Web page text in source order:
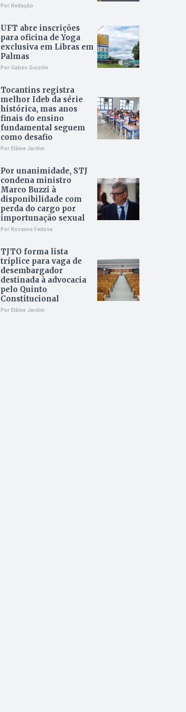
Por Redação
UFT abre inscrições
para oficina de Yoga
exclusiva em Libras em
Palmas
Por Gabes Guizilin
Tocantins registra
melhor Ideb da série
histórica, mas anos
finais do ensino
fundamental seguem
como desafio
Por Elâine Jardim
Por unanimidade, STJ
condena ministro
Marco Buzzi à
disponibilidade com
perda do cargo por
importunação sexual
Por Rozeane Feitosa
TJTO forma lista
tríplice para vaga de
desembargador
destinada à advocacia
pelo Quinto
Constitucional
Por Elâine Jardim